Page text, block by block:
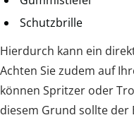
Schutzbrille
Hierdurch kann ein
Achten Sie zudem auf
können Spritzer oder
diesem Grund sollte der